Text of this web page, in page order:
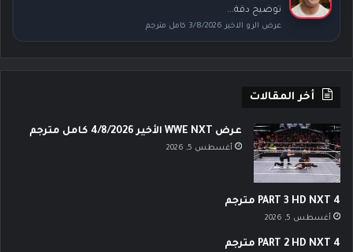
توضيح دقة...
عرض الرو الاخير 3/8/2026 كامل مترجم
أخر المقالات
عرض WWE NXT الأخير 4/8/2026 كامل مترجم
أغسطس 5, 2026
PART 3 HD NXT 4 مترجم
أغسطس 5, 2026
PART 2 HD NXT 4 مترجم